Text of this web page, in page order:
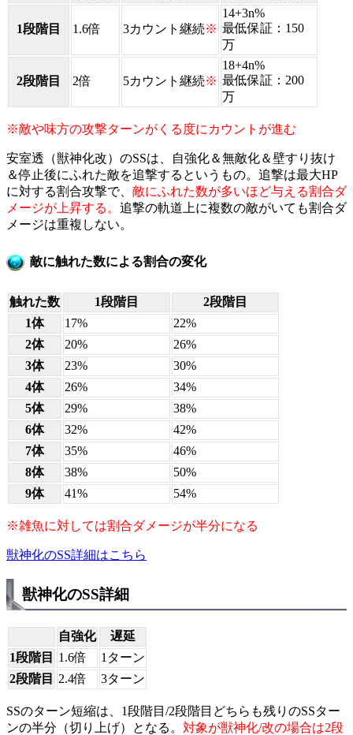
1段階目 1.6倍 3カウント継続※
14+3n%
最低保証：150
万
2段階目 2倍 5カウント継続※
18+4n%
最低保証：200
万
※敵や味方の攻撃ターンがくる度にカウントが進む
安室透（獣神化改）のSSは、自強化＆無敵化＆壁すり抜け
＆停止後にふれた敵を追撃するというもの。追撃は最大HP
に対する割合攻撃で、 敵にふれた数が多いほど与える割合ダ
メージが上昇する。 追撃の軌道上に複数の敵がいても割合ダ
メージは重複しない。
敵に触れた数による割合の変化
触れた数 1段階目
2段階目
1体
17%
22%
2体
20%
26%
3体
23%
30%
4体
26%
34%
5体
29%
38%
6体
32%
42%
7体
35%
46%
8体
38%
50%
9体
41% 54%
※雑魚に対しては割合ダメージが半分になる
獣神化のSS詳細はこちら
獣神化のSS詳細
自強化
遅延
1段階目
1.6倍
1ターン
2段階目
2.4倍 3ターン
SSのターン短縮は、1段階目/2段階目どちらも残りのSSター
ンの半分（切り上げ）となる。 対象が獣神化/改の場合は2段